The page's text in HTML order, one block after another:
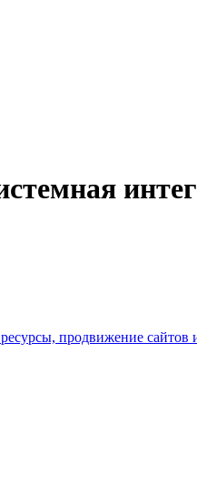
продвижение сайтов